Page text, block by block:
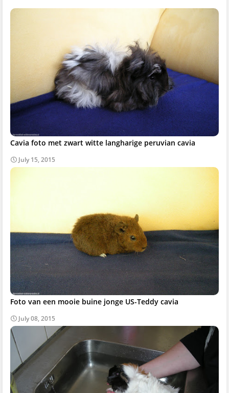
Cavia foto met zwart witte langharige peruvian cavia
July 15, 2015
Foto van een mooie buine jonge US-Teddy cavia
July 08, 2015